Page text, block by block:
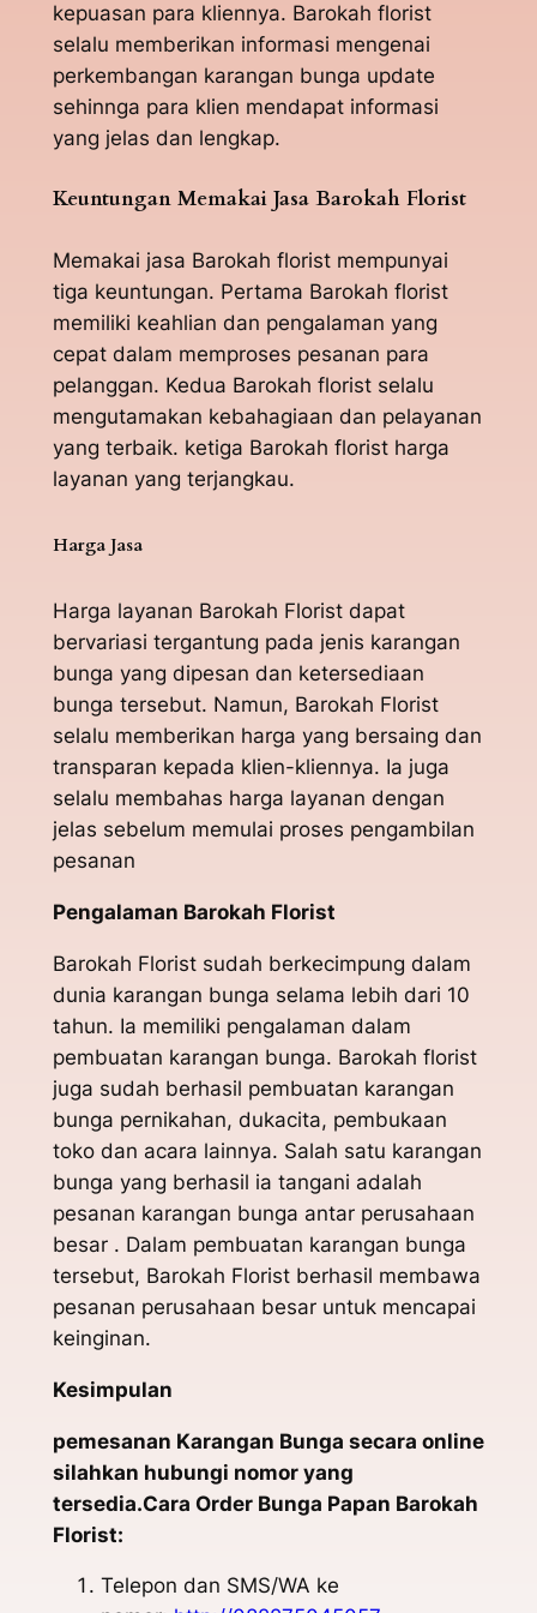
kepuasan para kliennya. Barokah florist
selalu memberikan informasi mengenai
perkembangan karangan bunga update
sehinnga para klien mendapat informasi
yang jelas dan lengkap.
Keuntungan Memakai Jasa Barokah Florist
Memakai jasa Barokah florist mempunyai
tiga keuntungan. Pertama Barokah florist
memiliki keahlian dan pengalaman yang
cepat dalam memproses pesanan para
pelanggan. Kedua Barokah florist selalu
mengutamakan kebahagiaan dan pelayanan
yang terbaik. ketiga Barokah florist harga
layanan yang terjangkau.
Harga Jasa
Harga layanan Barokah Florist dapat
bervariasi tergantung pada jenis karangan
bunga yang dipesan dan ketersediaan
bunga tersebut. Namun, Barokah Florist
selalu memberikan harga yang bersaing dan
transparan kepada klien-kliennya. Ia juga
selalu membahas harga layanan dengan
jelas sebelum memulai proses pengambilan
pesanan
Pengalaman Barokah Florist
Barokah Florist sudah berkecimpung dalam
dunia karangan bunga selama lebih dari 10
tahun. Ia memiliki pengalaman dalam
pembuatan karangan bunga. Barokah florist
juga sudah berhasil pembuatan karangan
bunga pernikahan, dukacita, pembukaan
toko dan acara lainnya. Salah satu karangan
bunga yang berhasil ia tangani adalah
pesanan karangan bunga antar perusahaan
besar . Dalam pembuatan karangan bunga
tersebut, Barokah Florist berhasil membawa
pesanan perusahaan besar untuk mencapai
keinginan.
Kesimpulan
pemesanan Karangan Bunga secara online
silahkan hubungi nomor yang
tersedia.Cara Order Bunga Papan Barokah
Florist:
Telepon dan SMS/WA ke